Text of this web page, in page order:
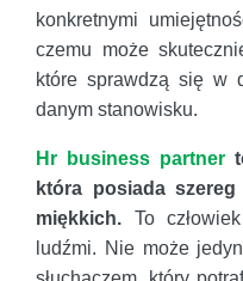
konkretnymi
czemu może
które sprawdzą się w
danym stanowisku.
Hr business partner
która posiada
miękkich. To
ludźmi. Nie może